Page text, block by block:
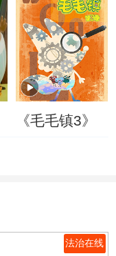
《毛毛镇3》
法治在线